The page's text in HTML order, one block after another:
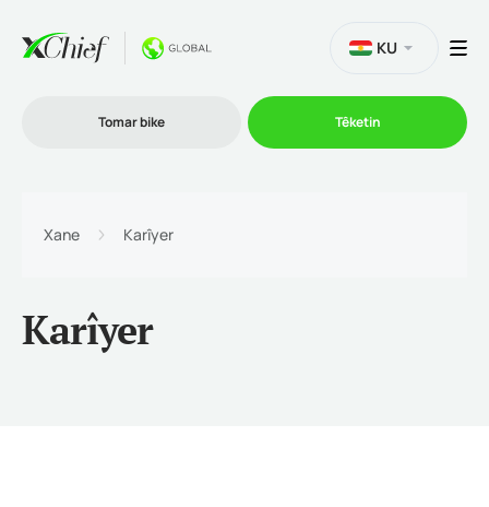
Promo
KU
Tomar bike Têketin
Xane Karîyer
Karîyer